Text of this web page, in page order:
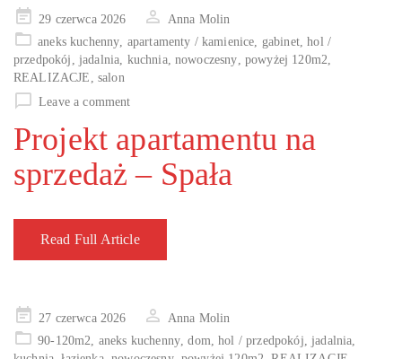
Posted
on
29 czerwca 2026
Anna Molin
aneks kuchenny, apartamenty / kamienice, gabinet,hol /
przedpokój , jadalnia, kuchnia, nowoczesny, powyżej 120m2,
REALIZACJE , salon
Leave a comment
Projekt apartamentu na
sprzedaż – Spała
Read Full Article
Posted
on
27 czerwca 2026
Anna Molin
90-120m2, aneks kuchenny,dom,hol / przedpokój,jadalnia,